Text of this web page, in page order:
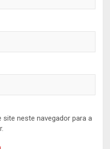
site neste navegador para a